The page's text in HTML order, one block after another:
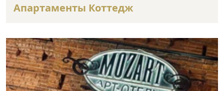
Апартаменты Коттедж